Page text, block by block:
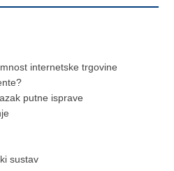
internetske trgovine
putne isprave
sustav